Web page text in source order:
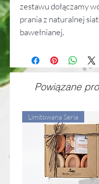
zestawu dołączamy
prania z naturalnej
bawełnianej.
Powiązane
Limitowana Seria